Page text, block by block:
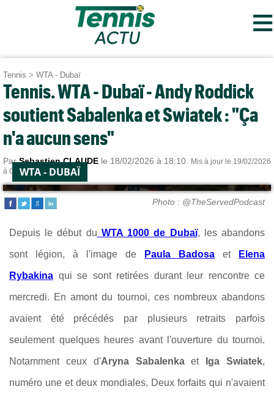
≡
Tennis > WTA - Dubaï
Tennis. WTA - Dubaï - Andy Roddick
soutient Sabalenka et Swiatek : "Ça
n'a aucun sens"
ParSebastien CLAUDE le 18/02/2026 à 18:10.
Mis à jour le 19/02/2026
à 07:41.WTA - DUBAÏ
Photo : @TheServedPodcast
Depuis le début du WTA 1000 de Dubaï, les abandons
sont légion, à l'image de Paula Badosa et Elena
Rybakina qui se sont retirées durant leur rencontre ce
mercredi. En amont du tournoi, ces nombreux abandons
avaient été précédés par plusieurs retraits parfois
seulement quelques heures avant l'ouverture du tournoi.
Notamment ceux d'Aryna Sabalenkaet Iga Swiatek,
numéro une et deux mondiales. Deux forfaits qui n'avaient